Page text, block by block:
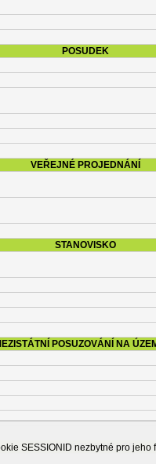
POSUDEK
VEŘEJNÉ PROJEDNÁNÍ
STANOVISKO
POSUZOVÁNÍ NA
OSTATNÍ INFORMACE
SESSIONID nezbytné pro